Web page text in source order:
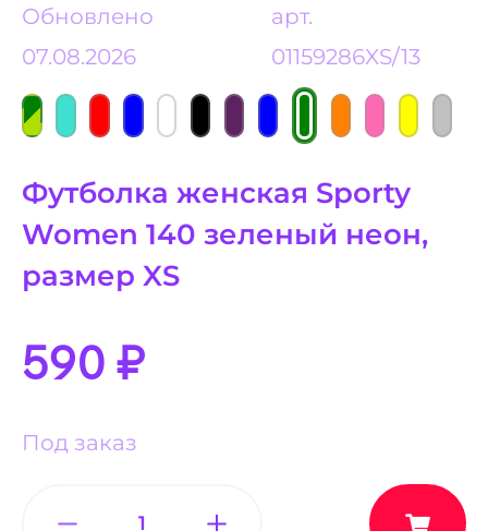
Обновлено
07.08.2026
арт.
01159286XS/13
Футболка женская Sporty
Women 140 зеленый неон,
размер XS
590 ₽
Под заказ